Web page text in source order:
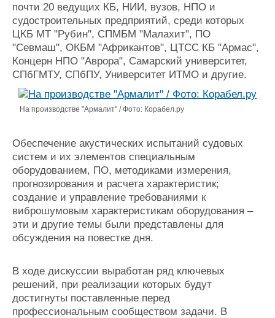
Реклама
Конференции
Выставки и семинары
Личности
Словарь
Флот
Галерея флота
Форум
Отзывы
почти 20 ведущих КБ, НИИ, вузов, НПО и
судостроительных предприятий, среди которых
ЦКБ МТ "Рубин", СПМБМ "Малахит", ПО
"Севмаш", ОКБМ "Африкантов", ЦТСС КБ "Армас",
Концерн НПО "Аврора", Самарский университет,
СПбГМТУ, СПбПУ, Университет ИТМО и другие.
На производстве "Армалит" / Фото: Корабел.ру
Обеспечение акустических испытаний судовых
систем и их элементов специальным
оборудованием, ПО, методиками измерения,
прогнозирования и расчета характеристик;
создание и управление требованиями к
виброшумовым характеристикам оборудования –
эти и другие темы были представлены для
обсуждения на повестке дня.
В ходе дискуссии выработан ряд ключевых
решений, при реализации которых будут
достигнуты поставленные перед
профессиональным сообществом задачи. В